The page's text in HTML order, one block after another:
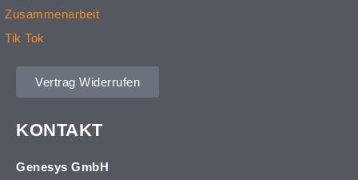
Zusammenarbeit
Tik Tok
Vertrag Widerrufen
KONTAKT
Genesys GmbH